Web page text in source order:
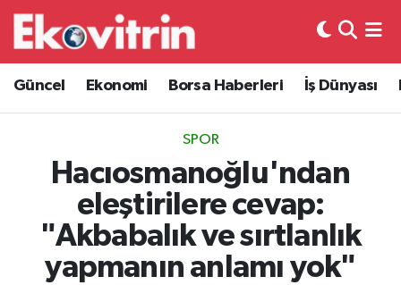
Güncel Ekonomi Borsa Haberleri İş Dünyası
SPOR
Hacıosmanoğlu'ndan
eleştirilere cevap:
"Akbabalık ve sırtlanlık
yapmanın anlamı yok"
Güncel
Ekonomi
Borsa Haberleri
İş Dünyası
Lojistik
Hava Durumu
Trafik Durumu
Süper Lig Puan Durumu ve Fikstür
Tüm Manşetler
Son Dakika Haberleri